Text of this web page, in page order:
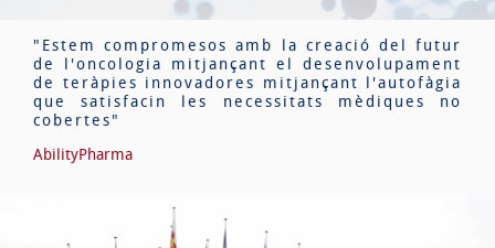
"Estem compromesos amb la creació del futur
de l'oncologia mitjançant el desenvolupament
de teràpies innovadores mitjançant l'autofàgia
que satisfacin les necessitats mèdiques no
cobertes"
AbilityPharma